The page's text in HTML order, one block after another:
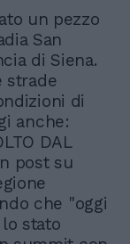
un pezzo
San
di Siena.
strade
di
anche:
DAL
post su
che "oggi
stato